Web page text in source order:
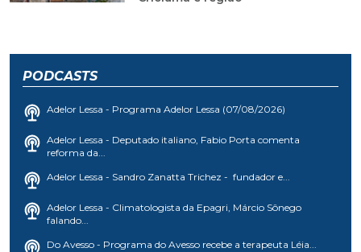
PODCASTS
Adelor Lessa - Programa Adelor Lessa (07/08/2026)
Adelor Lessa - Deputado italiano, Fabio Porta comenta
reforma da...
Adelor Lessa - Sandro Zanatta Trichez - fundador e...
Adelor Lessa - Climatologista da Epagri, Márcio Sônego
falando...
Do Avesso - Programa do Avesso recebe a terapeuta Léia...